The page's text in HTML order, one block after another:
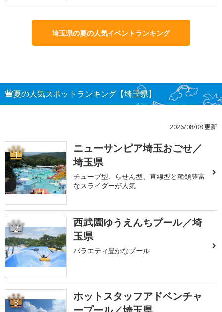
埼玉県の夏の人気イベントランキング
夏の人気スポットランキング【埼玉県】
2026/08/08 更新
1
ニューサンピア埼玉おごせ／
埼玉県
チューブ型、らせん型、直線型と種類豊富
なスライダーが人気
2
西武園ゆうえんちプール／埼
玉県
バラエティ豊かなプール
3
ホットスタッフアドベンチャ